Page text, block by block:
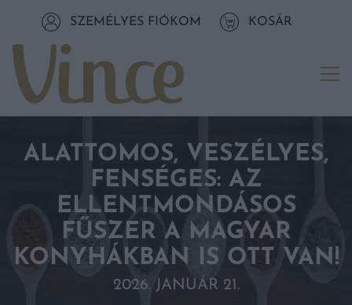
Tovább a tartalomhozSZEMÉLYES FIÓKOM KOSÁR
ALATTOMOS, VESZÉLYES,
FENSÉGES: AZ
ELLENTMONDÁSOS
FŰSZER A MAGYAR
KONYHÁKBAN IS OTT VAN!
2026. JANUÁR 21.